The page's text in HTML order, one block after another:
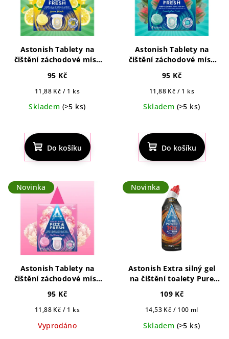
Astonish Tablety na
čištění záchodové mísy
citronu 8ks
95 Kč
Měrná
11,88 Kč / 1 ks
Skladem (>5 ks)
hodnocení
produktu
je
5,0
5
hvězdiček.
Do košíku
Astonish Tablety na
čištění záchodové mísy
eukalyptu 8ks
95 Kč
Měrná
11,88 Kč / 1 ks
Skladem (>5 ks)
Do košíku
Novinka
Astonish Tablety na
čištění záchodové mísy
pivoňky 8ks
95 Kč
Měrná
11,88 Kč / 1 ks
Vyprodáno
Novinka
Astonish Extra silný gel
na čištění toalety Pure
109 Kč
Měrná
14,53 Kč / 100 ml
Skladem (>5 ks)